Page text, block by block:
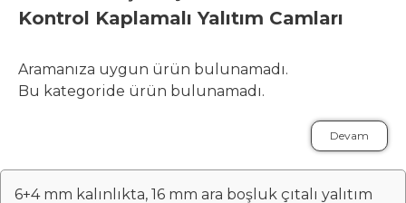
Kontrol Kaplamalı Yalıtım Camları
Aramanıza uygun ürün bulunamadı.
Bu kategoride ürün bulunamadı.
Devam
6+4 mm kalınlıkta, 16 mm ara boşluk çıtalı yalıtım